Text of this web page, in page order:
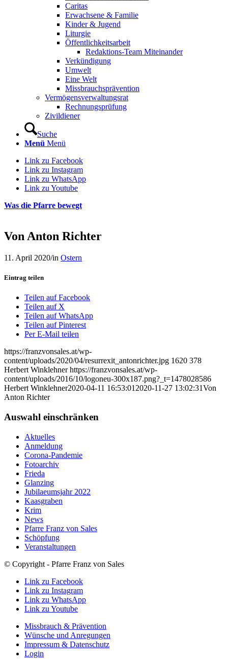
Caritas
Erwachsene & Familie
Kinder & Jugend
Liturgie
Öffentlichkeitsarbeit
Redaktions-Team Miteinander
Verkündigung
Umwelt
Eine Welt
Missbrauchsprävention
Vermögensverwaltungsrat
Rechnungsprüfung
Zivildiener
Suche
Menü Menü
Link zu Facebook
Link zu Instagram
Link zu WhatsApp
Link zu Youtube
Was die Pfarre bewegt
Von Anton Richter
11. April 2020/in Ostern
Eintrag teilen
Teilen auf Facebook
Teilen auf X
Teilen auf WhatsApp
Teilen auf Pinterest
Per E-Mail teilen
https://franzvonsales.at/wp-
content/uploads/2020/04/resurrexit_antonrichter.jpg 1620 378
Herbert Winklehner https://franzvonsales.at/wp-
content/uploads/2016/10/logoneu-300x187.png?_t=1478028586
Herbert Winklehner2020-04-11 16:53:01 2020-11-27 13:02:31Von
Anton Richter
Auswahl einschränken
Aktuelles
Anmeldung
Corona-Pandemie
Fotoarchiv
Frieda
Glanzing
Jubilaeumsjahr 2022
Kaasgraben
Krim
News
Pfarre Franz von Sales
Schöpfung
Veranstaltungen
© Copyright - Pfarre Franz von Sales
Link zu Facebook
Link zu Instagram
Link zu WhatsApp
Link zu Youtube
Missbrauch & Prävention
Wünsche und Anregungen
Impressum & Datenschutz
Login